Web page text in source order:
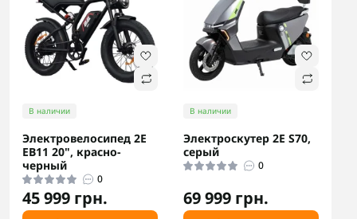
В наличии
Электровелосипед 2E
EB11 20", красно-
черный
0
45 999 грн.
В наличии
Электроскутер 2E S70,
серый
0
69 999 грн.